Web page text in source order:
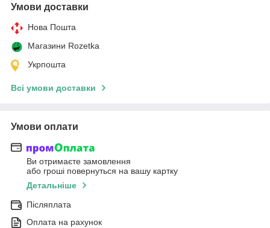
Умови доставки
Нова Пошта
Магазини Rozetka
Укрпошта
Всі умови доставки
Умови оплати
Ви отримаєте замовлення
або гроші повернуться на вашу картку
Детальніше
Післяплата
Оплата на рахунок